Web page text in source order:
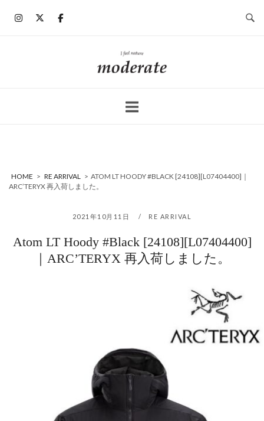
ホ
ー
HOME > RE ARRIVAL > ATOM LT HOODY #BLACK [24108][L07404400]｜
ARC’TERYX 再入荷しました。
2021年10月11日 RE ARRIVAL
Atom LT Hoody #Black [24108][L07404400]
｜ARC’TERYX 再入荷しました。